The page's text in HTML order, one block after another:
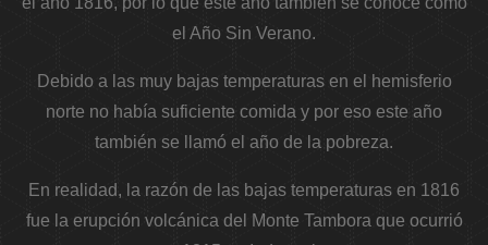
el Año Sin Verano.
Debido a las muy bajas temperaturas en el hemisferio
norte no había suficiente comida y por eso este año
también se llamó el año de la pobreza.
En realidad, la razón de las bajas temperaturas en 1816
fue la erupción volcánica del Monte Tambora que ocurrió